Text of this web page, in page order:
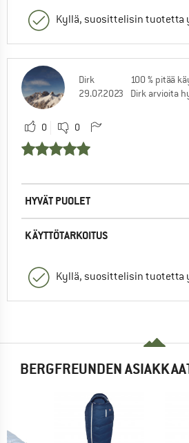
Kyllä, suosittelisin tuotetta
Dirk
29.07.2023
100 % pitää
Dirk arvioita
0 0
HYVÄT PUOLET
KÄYTTÖTARKOITUS
Kyllä, suosittelisin tuotetta
BERGFREUNDEN